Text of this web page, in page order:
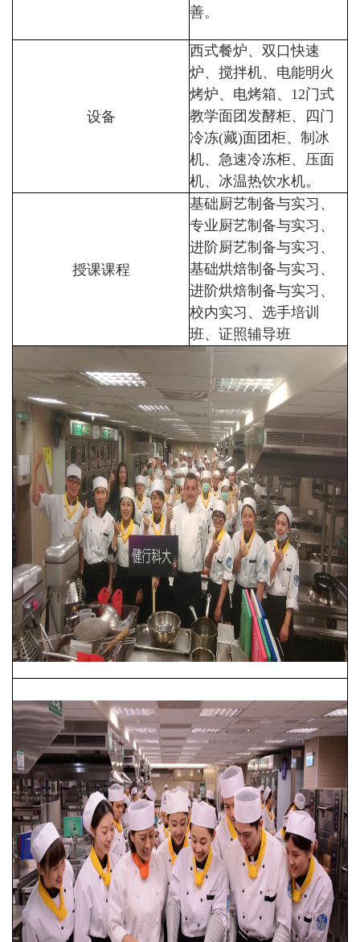
善。
设备
西式餐炉、双口快速
炉、搅拌机、电能明火
烤炉、电烤箱、12门式
教学面团发酵柜、四门
冷冻(藏)面团柜、制冰
机、急速冷冻柜、压面
机、冰温热饮水机。
授课课程
基础厨艺制备与实习、
专业厨艺制备与实习、
进阶厨艺制备与实习、
基础烘焙制备与实习、
进阶烘焙制备与实习、
校内实习、选手培训
班、证照辅导班